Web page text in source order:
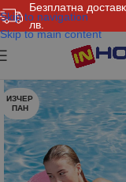
Безплатна
лв.
Skip to navigation
Skip to main content
ИЗЧЕР
ПАН